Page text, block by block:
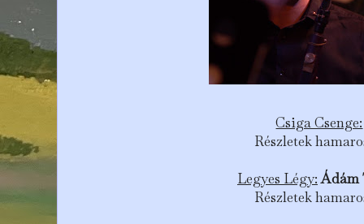
Csiga Csenge:
Részletek
Legyes Légy: Ádám
Részletek